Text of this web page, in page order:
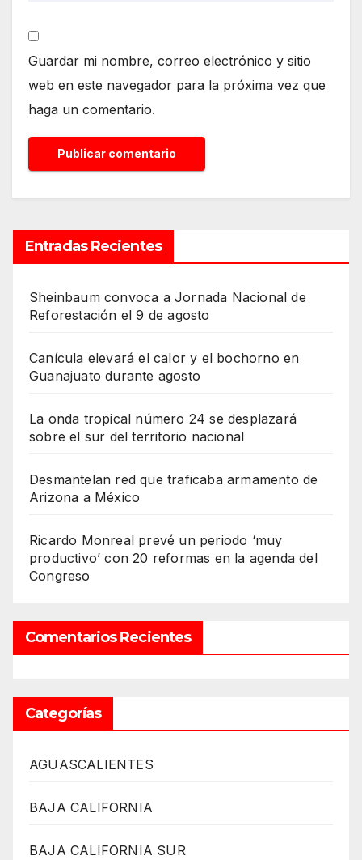
Guardar mi nombre, correo electrónico y sitio
web en este navegador para la próxima vez que
haga un comentario.
Entradas Recientes
Sheinbaum convoca a Jornada Nacional de
Reforestación el 9 de agosto
Canícula elevará el calor y el bochorno en
Guanajuato durante agosto
La onda tropical número 24 se desplazará
sobre el sur del territorio nacional
Desmantelan red que traficaba armamento de
Arizona a México
Ricardo Monreal prevé un periodo ‘muy
productivo’ con 20 reformas en la agenda del
Congreso
Comentarios Recientes
Categorías
AGUASCALIENTES
BAJA CALIFORNIA
BAJA CALIFORNIA SUR